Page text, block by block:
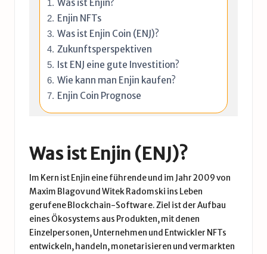
Was ist Enjin?
Enjin NFTs
Was ist Enjin Coin (ENJ)?
Zukunftsperspektiven
Ist ENJ eine gute Investition?
Wie kann man Enjin kaufen?
Enjin Coin Prognose
Was ist Enjin (ENJ)?
Im Kern ist Enjin eine führende und im Jahr 2009 von
Maxim Blagov und Witek Radomski ins Leben
gerufene Blockchain-Software. Ziel ist der Aufbau
eines Ökosystems aus Produkten, mit denen
Einzelpersonen, Unternehmen und Entwickler NFTs
entwickeln, handeln, monetarisieren und vermarkten